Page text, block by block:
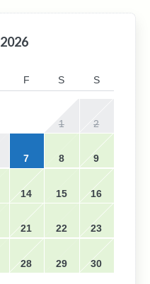
2026
F S S
1 2
7 8 9
14 15 16
21 22 23
28 29 30